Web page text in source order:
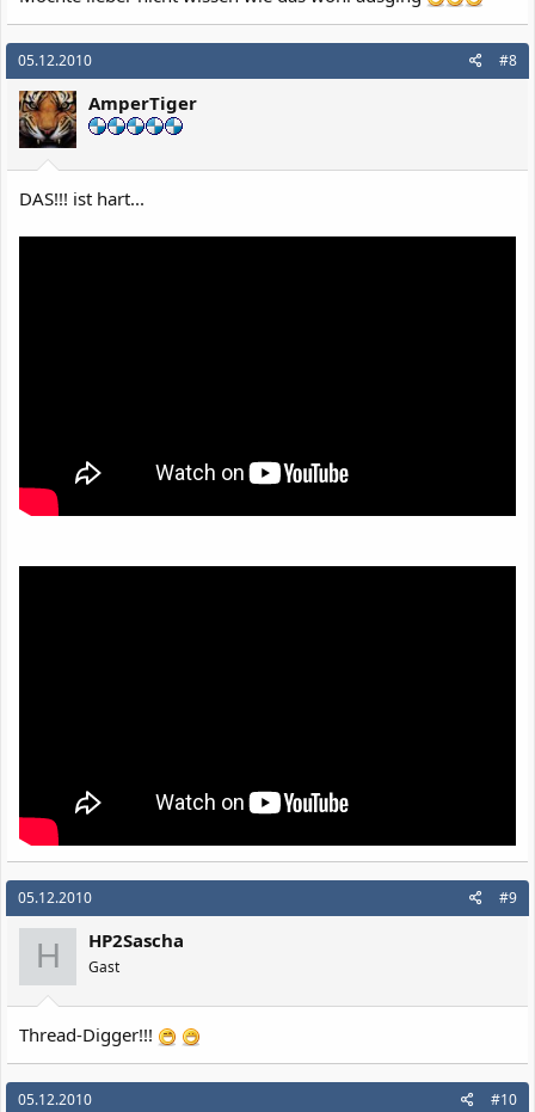
05.12.2010 #8
AmperTiger
DAS!!! ist hart...
05.12.2010 #9
H HP2Sascha
Gast
Thread-Digger!!!
05.12.2010 #10